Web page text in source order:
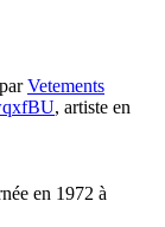
Vetements
, artiste en
en 1972 à